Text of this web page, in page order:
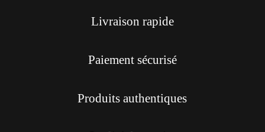
Livraison rapide
Paiement sécurisé
Produits authentiques